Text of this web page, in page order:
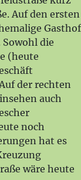
Auf den ersten
Gasthof
die
(heute
der rechten
auch
noch
hat es
wäre heute